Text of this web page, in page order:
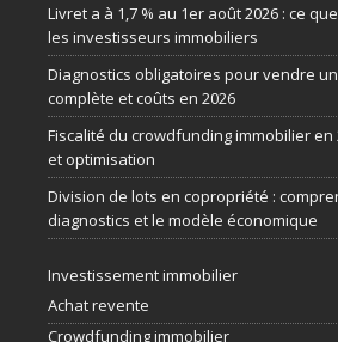
Livret a à 1,7 % au 1er août 2026 : ce
les investisseurs immobiliers
Diagnostics obligatoires pour vendre
complète et coûts en 2026
Fiscalité du crowdfunding immobilier en
et optimisation
Division de lots en copropriété :
diagnostics et le modèle économique
Investissement immobilier
Achat revente
Crowdfunding immobilier